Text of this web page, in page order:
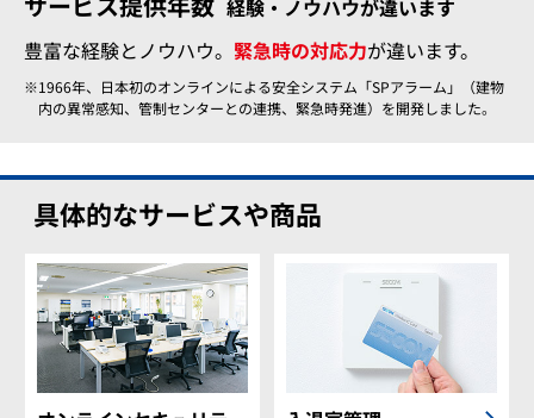
経験・ノウハウが違います
豊富な経験とノウハウ。 緊急時の対応力が違います。
1966年、日本初のオンラインによる安全システム「SPアラーム」（建物
内の異常感知、管制センターとの連携、緊急時発進）を開発しました。
具体的なサービスや商品